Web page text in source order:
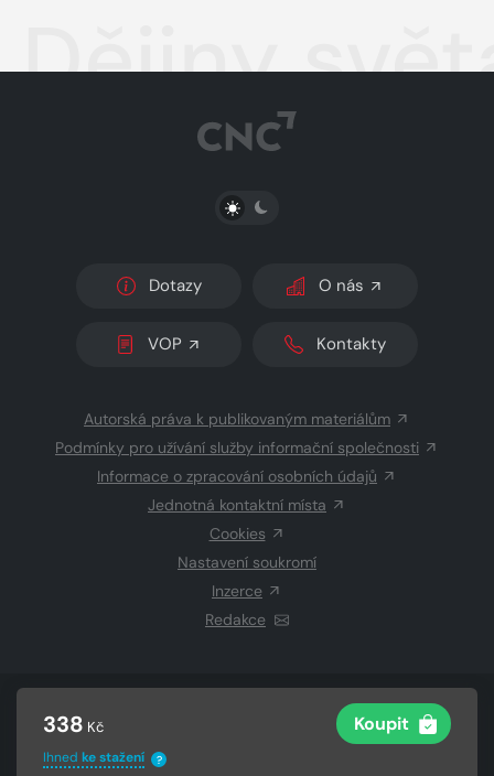
338 Kč Koupit
Ihned ke stažení ?
Dějiny
PŘEPNOUT SVĚTLÝ/TMAVÝ REŽIM
Dotazy O nás
VOP Kontakty
Autorská práva k publikovaným materiálům
Podmínky pro užívání služby informační společnosti
Informace o zpracování osobních údajů
Jednotná kontaktní místa
Cookies
Nastavení soukromí
Inzerce
Redakce
CZECH NEWS CENTER a.s.a dodavatelé
Vysázeno